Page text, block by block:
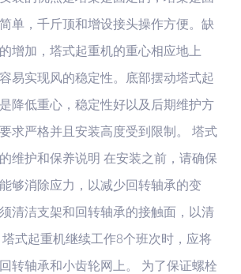
单，千斤顶和增设接头操作方便。缺
增加，塔式起重机的重心相应地上
易实现风的稳定性。底部摆动塔式起
降低重心，稳定性好以及后期维护方
求严格并且安装高度受到限制。 塔式
维护和保养说明 在安装之前，请确保
够消除应力，以减少回转轴承的变
清洁支架和回转轴承的接触面，以清
式起重机继续工作8个班次时，应将
转轴承和小齿轮网上。 为了保证螺栓